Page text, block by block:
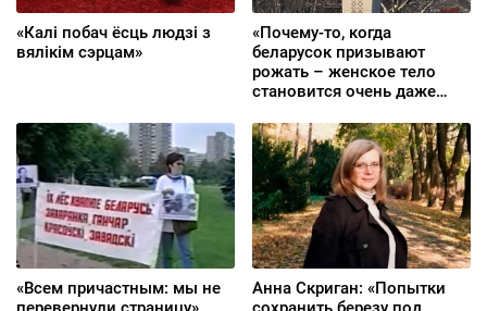
«Калі побач ёсць людзі з
вялікім сэрцам»
«Почему-то, когда
беларусок призывают
рожать – женское тело
становится очень даже
даже государственным»
«Всем причастным: мы не
Анна Скриган: «Попытки